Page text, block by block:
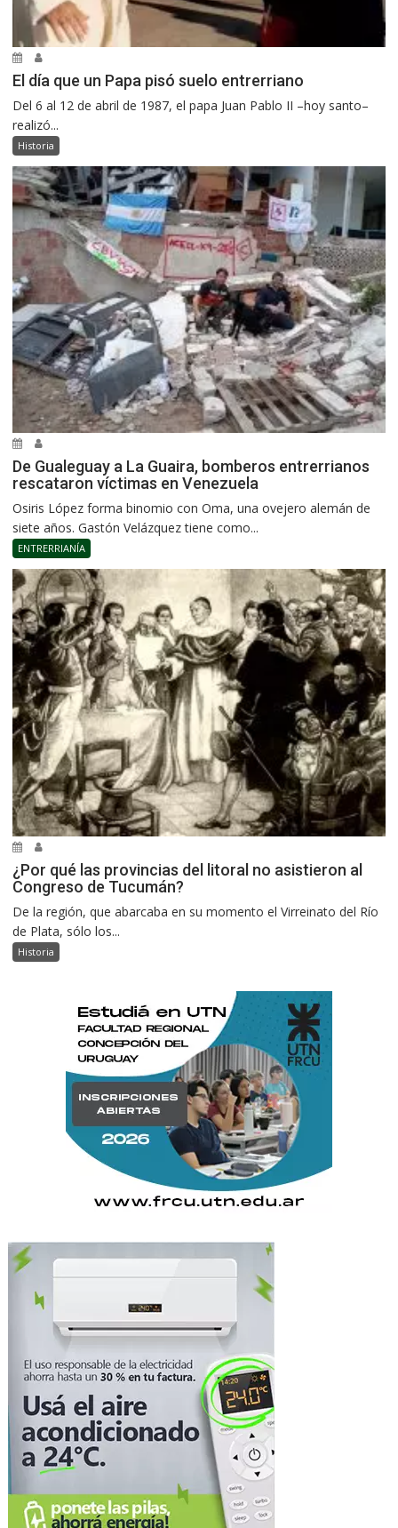
El día que un Papa pisó suelo entrerriano
Del 6 al 12 de abril de 1987, el papa Juan Pablo II –hoy santo–
realizó...
Historia
De Gualeguay a La Guaira, bomberos entrerrianos
rescataron víctimas en Venezuela
Osiris López forma binomio con Oma, una ovejero alemán de
siete años. Gastón Velázquez tiene como...
ENTRERRIANÍA
¿Por qué las provincias del litoral no asistieron al
Congreso de Tucumán?
De la región, que abarcaba en su momento el Virreinato del Río
de Plata, sólo los...
Historia